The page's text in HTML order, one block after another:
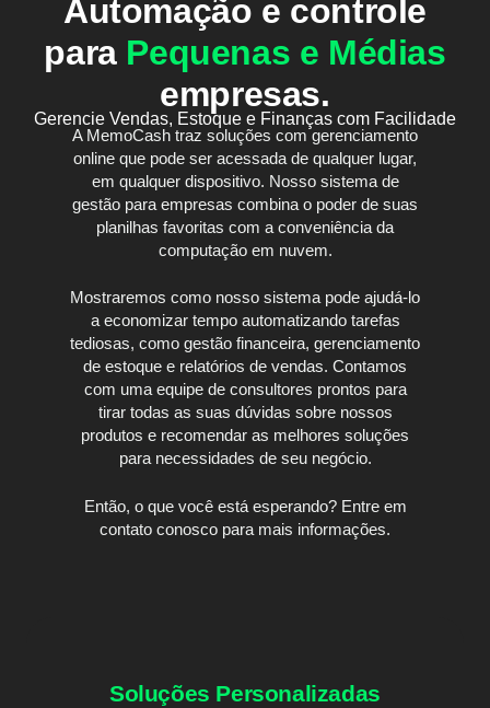
Automação e controle
para Pequenas e Médias
empresas.
Gerencie Vendas, Estoque e Finanças com Facilidade
A MemoCash traz soluções comgerenciamento
online que pode ser acessada de qualquer lugar,
em qualquer dispositivo. Nosso sistema de
gestão para empresas combina o poder de suas
planilhas favoritas com a conveniência da
computação em nuvem.
Mostraremos como nosso sistema pode ajudá-lo
a economizar tempo automatizando tarefas
tediosas, como gestão financeira, gerenciamento
de estoque e relatórios de vendas. Contamos
com uma equipe de consultores prontos para
tirar todas as suas dúvidas sobre nossos
produtos e recomendar as melhores soluções
para necessidades de seu negócio.
Então, o que você está esperando? Entre em
contato conosco para mais informações.
Soluções Personalizadas